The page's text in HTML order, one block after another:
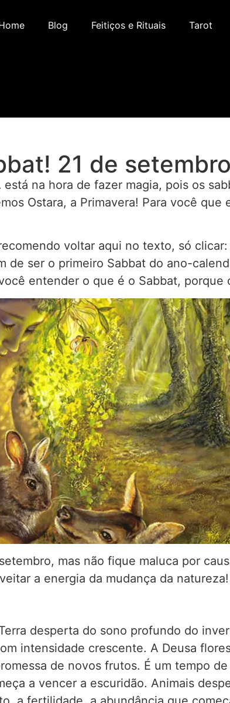
Blog Feitiços e Rituais Tarot
21 de
na hora de fazer magia, pois os
Ostara, a Primavera! Para você
voltar aqui no texto, só clicar:
de ser o primeiro Sabbat do ano-
entender o que é o Sabbat, porque
mas não fique maluca por
a energia da mudança da
desperta do sono profundo do
intensidade crescente. A Deusa
de novos frutos. É um tempo
a vencer a escuridão. Animais